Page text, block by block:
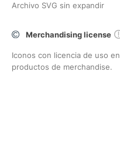
Archivo SVG sin expandir
Merchandising license
Iconos con licencia de uso en
productos de merchandise.